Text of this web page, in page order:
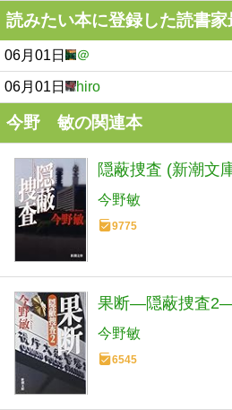
読みたい本に登録した読書
06月01日 ＠
06月01日 hiro
今野 敏の関連本
隠蔽捜査 (新潮文
今野敏
9775
果断―隠蔽捜査
今野敏
6545